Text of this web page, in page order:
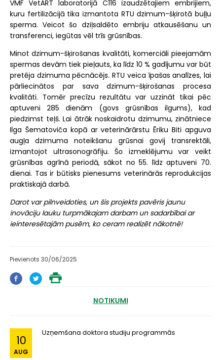
VMF VetART laboratorijā C116 izaudzētajiem embrijiem,
kuru fertilizācijā tika izmantota RTU dzimum-šķirotā buļļu
sperma. Veicot šo dziļsaldēto embriju atkausēšanu un
transferenci, iegūtas vēl trīs grūsnības.
Minot dzimum-šķirošanas kvalitāti, komerciāli pieejamām
spermas devām tiek pieļauts, ka līdz 10 % gadījumu var būt
pretēja dzimuma pēcnācējs. RTU veica īpašas analīzes, lai
pārliecinātos par sava dzimum-šķirošanas procesa
kvalitāti. Tomēr precīzu rezultātu var uzzināt tikai pēc
aptuveni 285 dienām (govs grūsnības ilgums), kad
piedzimst teļš. Lai ātrāk noskaidrotu dzimumu, zinātniece
Ilga Šematoviča kopā ar veterinārārstu Ēriku Biti apguva
augļa dzimuma noteikšanu grūsnai govij transrektāli,
izmantojot ultrasonogrāfiju. Šo izmeklējumu var veikt
grūsnības agrīnā periodā, sākot no 55. līdz aptuveni 70.
dienai. Tas ir būtisks pienesums veterinārās reprodukcijas
praktiskajā darbā.
Darot var pilnveidoties, un šis projekts pavēris jaunu
inovāciju lauku turpmākajam darbam un sadarbībai ar
ieinteresētajām pusēm, ko ceram realizēt nākotnē!
Pievienots 30/06/2025
NOTIKUMI
Uzņemšana doktora studiju programmās
10
AUG